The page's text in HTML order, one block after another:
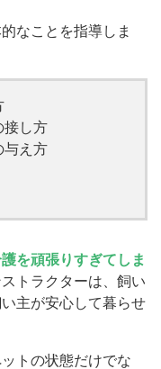
なことを指導しま
接し方
与え方
を頑張りすぎてしま
トラクターは、飼い
主が安心して暮らせ
トの状態だけでな